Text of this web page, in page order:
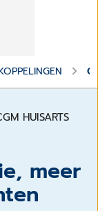
HUISARTS
meer